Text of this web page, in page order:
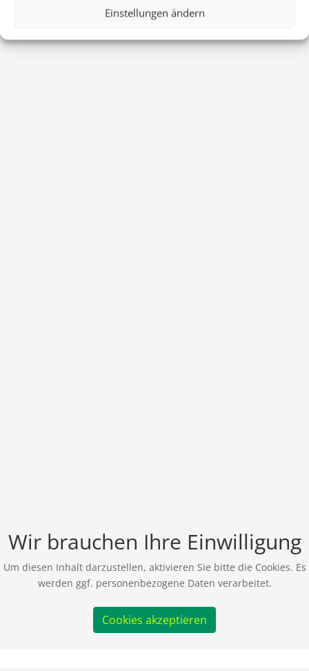
Einstellungen ändern
Wir brauchen Ihre Einwilligung
Um diesen Inhalt darzustellen, aktivieren Sie bitte die Cookies. Es
werden ggf. personenbezogene Daten verarbeitet.
Cookies akzeptieren